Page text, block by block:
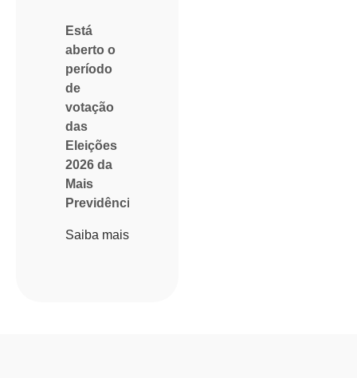
Está
aberto o
período
de
votação
das
Eleições
2026 da
Mais
Previdência
Saiba mais